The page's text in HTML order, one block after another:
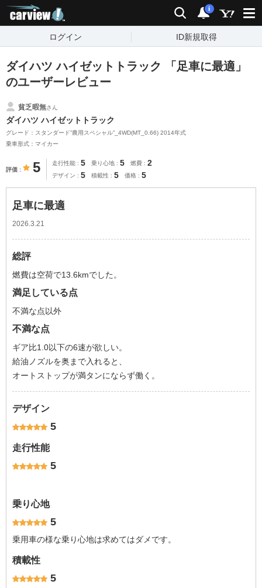
検索 通知
i
ログイン ID新規取得
ダイハツ ハイゼットトラック 「足車に最適」
のユーザーレビュー
貧乏暇無さん
ダイハツ ハイゼットトラック
グレード：スタンダード”農用スペシャル”_4WD(MT_0.66) 2014年式
乗車形式：マイカー
評価 5 走行性能 5 乗り心地 5 燃費 2
デザイン 5 積載性 5 価格 5
足車に最適
2026.3.21
総評
燃費は空荷で13.6kmでした。
満足している点
不満な点以外
不満な点
ギア比1.0以下の6速が欲しい。
給油ノズルを奥まで入れると、
オートストップが満タンにならず働く。
デザイン
5
走行性能
5
乗り心地
5
乗用車の様な乗り心地は求めてはダメです。
積載性
5